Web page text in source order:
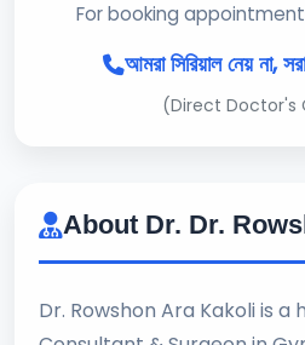
For booking
আমরা সিরিয়াল নেয় না,
(Direct Doctor's
About Dr. Dr.
Dr. Rowshon Ara Kakoli is